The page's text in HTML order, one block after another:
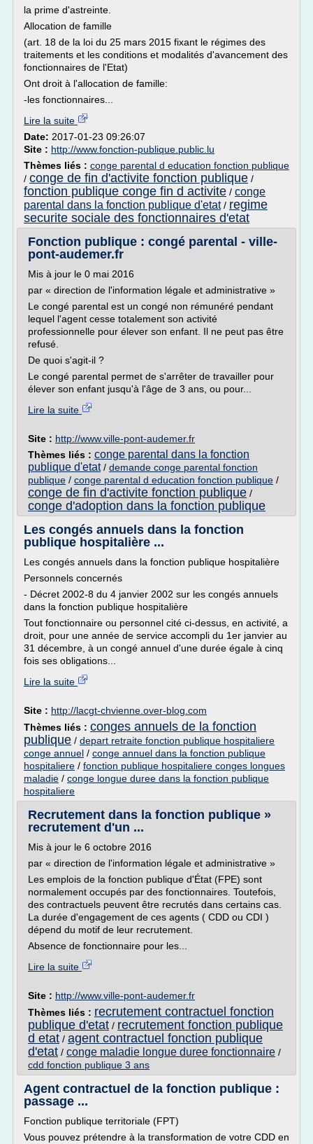
la prime d'astreinte.
Allocation de famille
(art. 18 de la loi du 25 mars 2015 fixant le régimes des
traitements et les conditions et modalités d'avancement des
fonctionnaires de l'Etat)
Ont droit à l'allocation de famille:
-les fonctionnaires...
Lire la suite
Date: 2017-01-23 09:26:07
Site : http://www.fonction-publique.public.lu
Thèmes liés : conge parental d education fonction publique
/ conge de fin d'activite fonction publique /
fonction publique conge fin d activite / conge
parental dans la fonction publique d'etat/ regime
securite sociale des fonctionnaires d'etat
Fonction publique : congé parental - ville-
pont-audemer.fr
Mis à jour le 0 mai 2016
par « direction de l'information légale et administrative »
Le congé parental est un congé non rémunéré pendant
lequel l'agent cesse totalement son activité
professionnelle pour élever son enfant. Il ne peut pas être
refusé.
De quoi s'agit-il ?
Le congé parental permet de s'arrêter de travailler pour
élever son enfant jusqu'à l'âge de 3 ans, ou pour...
Lire la suite
Site : http://www.ville-pont-audemer.fr
Thèmes liés : conge parental dans la fonction
publique d'etat/ demande conge parental fonction
publique / conge parental d education fonction publique /
conge de fin d'activite fonction publique /
conge d'adoption dans la fonction publique
Les congés annuels dans la fonction
publique hospitalière ...
Les congés annuels dans la fonction publique hospitalière
Personnels concernés
- Décret 2002-8 du 4 janvier 2002 sur les congés annuels
dans la fonction publique hospitalière
Tout fonctionnaire ou personnel cité ci-dessus, en activité, a
droit, pour une année de service accompli du 1er janvier au
31 décembre, à un congé annuel d'une durée égale à cinq
fois ses obligations...
Lire la suite
Site : http://lacgt-chvienne.over-blog.com
Thèmes liés : conges annuels de la fonction
publique / depart retraite fonction publique hospitaliere
conge annuel / conge annuel dans la fonction publique
hospitaliere / fonction publique hospitaliere conges longues
maladie / conge longue duree dans la fonction publique
hospitaliere
Recrutement dans la fonction publique »
recrutement d'un ...
Mis à jour le 6 octobre 2016
par « direction de l'information légale et administrative »
Les emplois de la fonction publique d'État (FPE) sont
normalement occupés par des fonctionnaires. Toutefois,
des contractuels peuvent être recrutés dans certains cas.
La durée d'engagement de ces agents ( CDD ou CDI )
dépend du motif de leur recrutement.
Absence de fonctionnaire pour les...
Lire la suite
Site : http://www.ville-pont-audemer.fr
Thèmes liés : recrutement contractuel fonction
publique d'etat / recrutement fonction publique
d etat / agent contractuel fonction publique
d'etat / conge maladie longue duree fonctionnaire /
cdd fonction publique 3 ans
Agent contractuel de la fonction publique :
passage ...
Fonction publique territoriale (FPT)
Vous pouvez prétendre à la transformation de votre CDD en